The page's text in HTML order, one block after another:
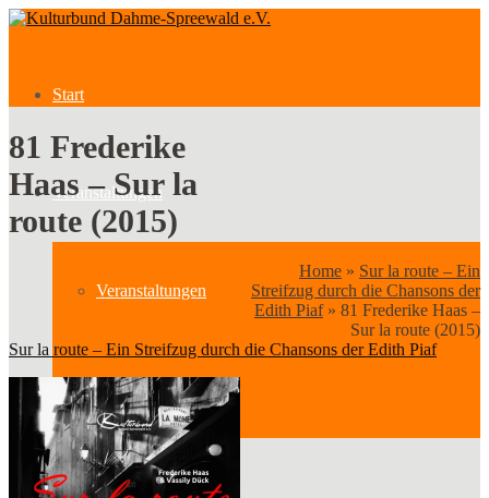
Start
Veranstaltungen
Veranstaltungen
Kategorien
Verein
81 Frederike
Haas – Sur la
route (2015)
Home » Sur la route – Ein
Streifzug durch die Chansons der
Edith Piaf » 81 Frederike Haas –
Sur la route (2015)
Sur la route – Ein Streifzug durch die Chansons der Edith Piaf